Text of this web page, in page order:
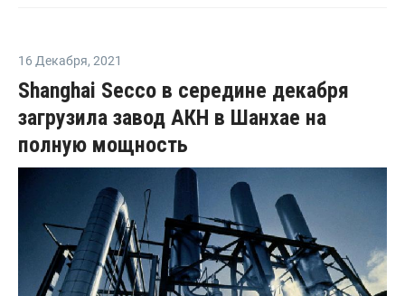
16 Декабря, 2021
Shanghai Secco в середине декабря
загрузила завод АКН в Шанхае на
полную мощность